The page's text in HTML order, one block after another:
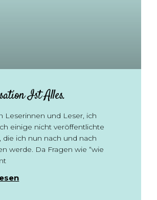
Ist Alles.
Leserinnen und Leser, ich
einige nicht veröffentlichte
die ich nun nach und nach
werde. Da Fragen wie “wie